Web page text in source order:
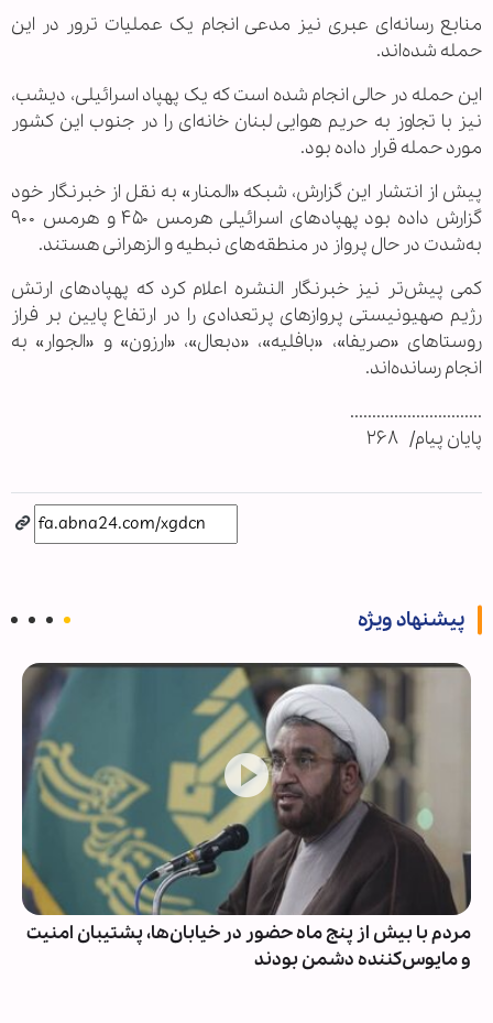
منابع رسانه‌ای عبری نیز مدعی انجام یک عملیات ترور در این
حمله شده‌اند.
این حمله در حالی انجام شده است که یک پهپاد اسرائیلی، دیشب،
نیز با تجاوز به حریم هوایی لبنان خانه‌ای را در جنوب این کشور
مورد حمله قرار داده بود.
پیش از انتشار این گزارش، شبکه «المنار» به نقل از خبرنگار خود
گزارش داده بود پهپادهای اسرائیلی هرمس ۴۵۰ و هرمس ۹۰۰
به‌شدت در حال پرواز در منطقه‌های نبطیه و الزهرانی هستند.
کمی پیش‌تر نیز خبرنگار النشره اعلام کرد که پهپادهای ارتش
رژیم صهیونیستی پروازهای پرتعدادی را در ارتفاع پایین بر فراز
روستاهای «صریفا»، «بافلیه»، «دبعال»، «ارزون» و «الجوار» به
انجام رسانده‌اند.
..............................
پایان پیام/ ۲۶۸
پیشنهاد ویژه
مردم با بیش از پنج ماه حضور در خیابان‌ها، پشتیبان امنیت
و مایوس‌کننده دشمن بودند